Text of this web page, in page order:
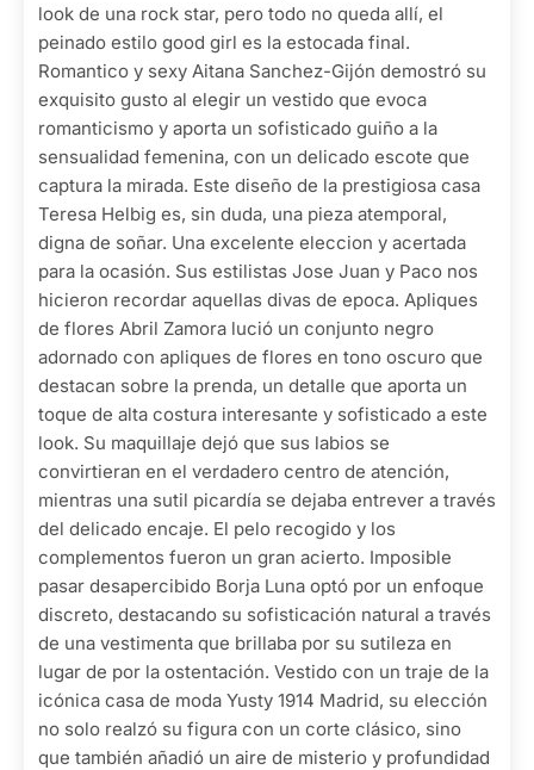
look de una rock star, pero todo no queda allí, el
peinado estilo good girl es la estocada final.
Romantico y sexy Aitana Sanchez-Gijón demostró su
exquisito gusto al elegir un vestido que evoca
romanticismo y aporta un sofisticado guiño a la
sensualidad femenina, con un delicado escote que
captura la mirada. Este diseño de la prestigiosa casa
Teresa Helbig es, sin duda, una pieza atemporal,
digna de soñar. Una excelente eleccion y acertada
para la ocasión. Sus estilistas Jose Juan y Paco nos
hicieron recordar aquellas divas de epoca. Apliques
de flores Abril Zamora lució un conjunto negro
adornado con apliques de flores en tono oscuro que
destacan sobre la prenda, un detalle que aporta un
toque de alta costura interesante y sofisticado a este
look. Su maquillaje dejó que sus labios se
convirtieran en el verdadero centro de atención,
mientras una sutil picardía se dejaba entrever a través
del delicado encaje. El pelo recogido y los
complementos fueron un gran acierto. Imposible
pasar desapercibido Borja Luna optó por un enfoque
discreto, destacando su sofisticación natural a través
de una vestimenta que brillaba por su sutileza en
lugar de por la ostentación. Vestido con un traje de la
icónica casa de moda Yusty 1914 Madrid, su elección
no solo realzó su figura con un corte clásico, sino
que también añadió un aire de misterio y profundidad